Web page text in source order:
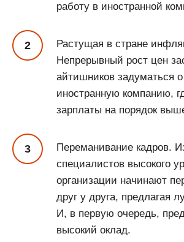
работу в иностранной
Растущая в стране
Непрерывный рост цен
айтишников задуматься
иностранную компанию,
зарплаты на порядок
Переманивание кадров.
специалистов высокого
организации начинают
друг у друга, предлагая
И, в первую очередь,
высокий оклад.